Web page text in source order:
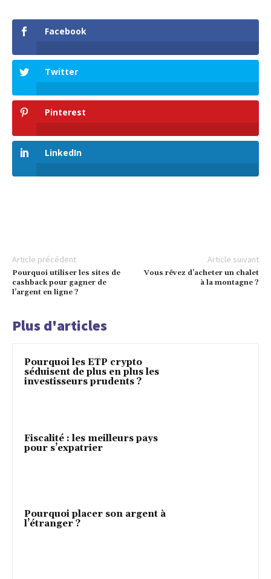
Facebook
Twitter
Pinterest
LinkedIn
Article précédent
Pourquoi utiliser les sites de
cashback pour gagner de
l’argent en ligne ?
Article suivant
Vous rêvez d’acheter un chalet
à la montagne ?
Plus d'articles
Pourquoi les ETP crypto
séduisent de plus en plus les
investisseurs prudents ?
Fiscalité : les meilleurs pays
pour s’expatrier
Pourquoi placer son argent à
l’étranger ?